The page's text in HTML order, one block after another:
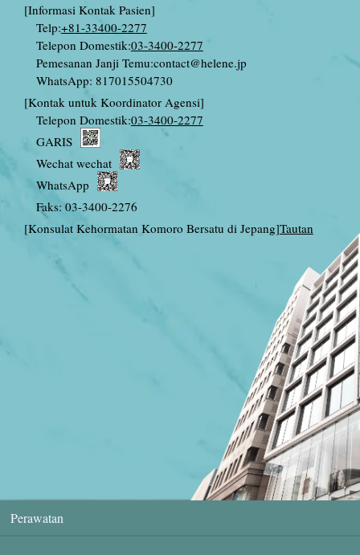
[Informasi Kontak Pasien]
Telp:+81-33400-2277
Telepon Domestik:03-3400-2277
Pemesanan Janji Temu:contact@helene.jp
WhatsApp: 817015504730
[Kontak untuk Koordinator Agensi]
Telepon Domestik:03-3400-2277
GARIS
Wechat wechat
WhatsApp
Faks: 03-3400-2276
[Konsulat Kehormatan Komoro Bersatu di Jepang]Tautan
Perawatan